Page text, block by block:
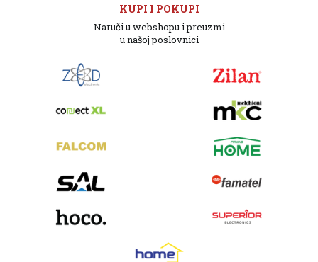
KUPI I POKUPI
Naruči u webshopu i preuzmi
u našoj poslovnici